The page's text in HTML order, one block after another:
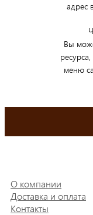
адрес
Вы
меню
О компании
Доставка и оплата
Контакты